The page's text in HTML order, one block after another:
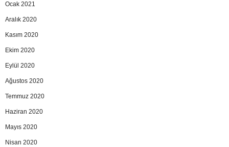
Ocak 2021
Aralık 2020
Kasım 2020
Ekim 2020
Eylül 2020
Ağustos 2020
Temmuz 2020
Haziran 2020
Mayıs 2020
Nisan 2020